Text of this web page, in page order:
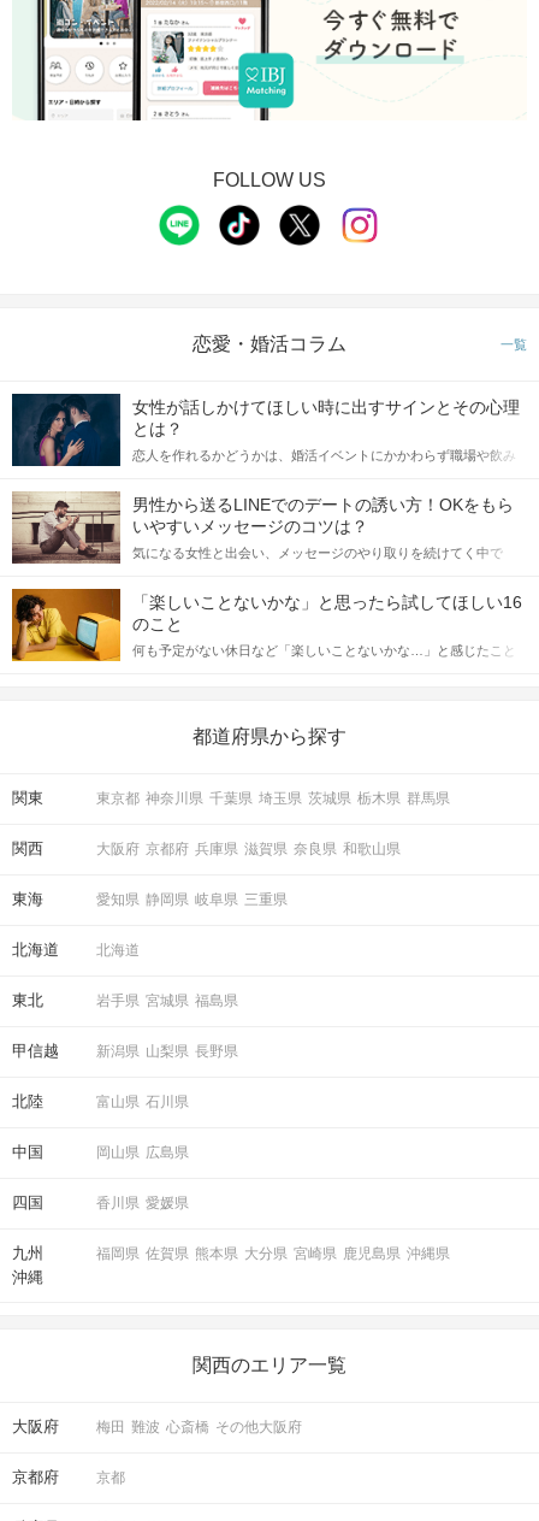
FOLLOW US
恋愛・婚活コラム 一覧
女性が話しかけてほしい時に出すサインとその心理
とは？
恋人を作れるかどうかは、婚活イベントにかかわらず職場や飲み
てアプローチできるかにも左右されます。 これから恋人作りを本
格的に始めようとしている方は、女性が異性を求めて出すサイン
をしっかりと理解し、正しい行動に移せるかどうかが重要。 この
記事では、女性が話しかけて欲しい時に出すサインとその心理を
合にどのような行動に繋げるべきかをご紹介していきます。
男性から送るLINEでのデートの誘い方！OKをもら
いやすいメッセージのコツは？
気になる女性と出会い、メッセージのやり取りを続けてく中で
しかし、中には「どう誘ったらいいの？」とお困りの男性もいら
っしゃるのではないでしょうか。 そこで今回は、男性から女性へ
送るLINEでのデートの誘い方のコツをご紹介します。例文も混じ
えながら解説するので、ぜひ参考にしてください。
「楽しいことないかな」と思ったら試してほしい16
のこと
何も予定がない休日など「楽しいことないかな…」と感じたこと
の楽しいことアイデアを集めました♪ いままさに楽しいことを探し
都道府県から探す
関東 東京都 神奈川県 千葉県 埼玉県 茨城県 栃木県 群馬県
関西 大阪府 京都府 兵庫県 滋賀県 奈良県 和歌山県
東海 愛知県 静岡県 岐阜県 三重県
北海道 北海道
東北 岩手県 宮城県 福島県
甲信越 新潟県 山梨県 長野県
北陸 富山県 石川県
中国 岡山県 広島県
四国 香川県 愛媛県
九州
沖縄
福岡県 佐賀県 熊本県 大分県 宮崎県 鹿児島県 沖縄県
関西のエリア一覧
大阪府 梅田 難波 心斎橋 その他大阪府
京都府 京都